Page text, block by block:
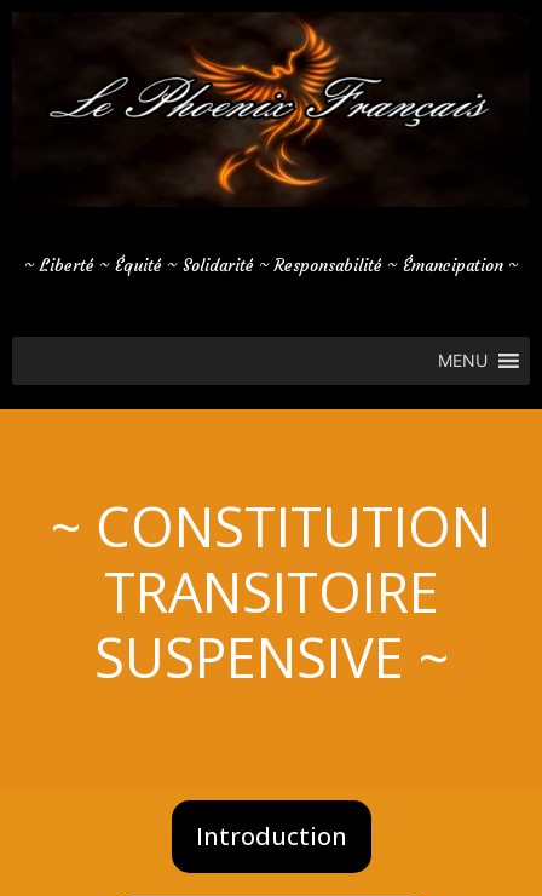
Aller
~ Liberté ~ Équité ~ Solidarité ~ Responsabilité ~ Émancipation ~
MENU
~ CONSTITUTION
TRANSITOIRE
SUSPENSIVE ~
Introduction